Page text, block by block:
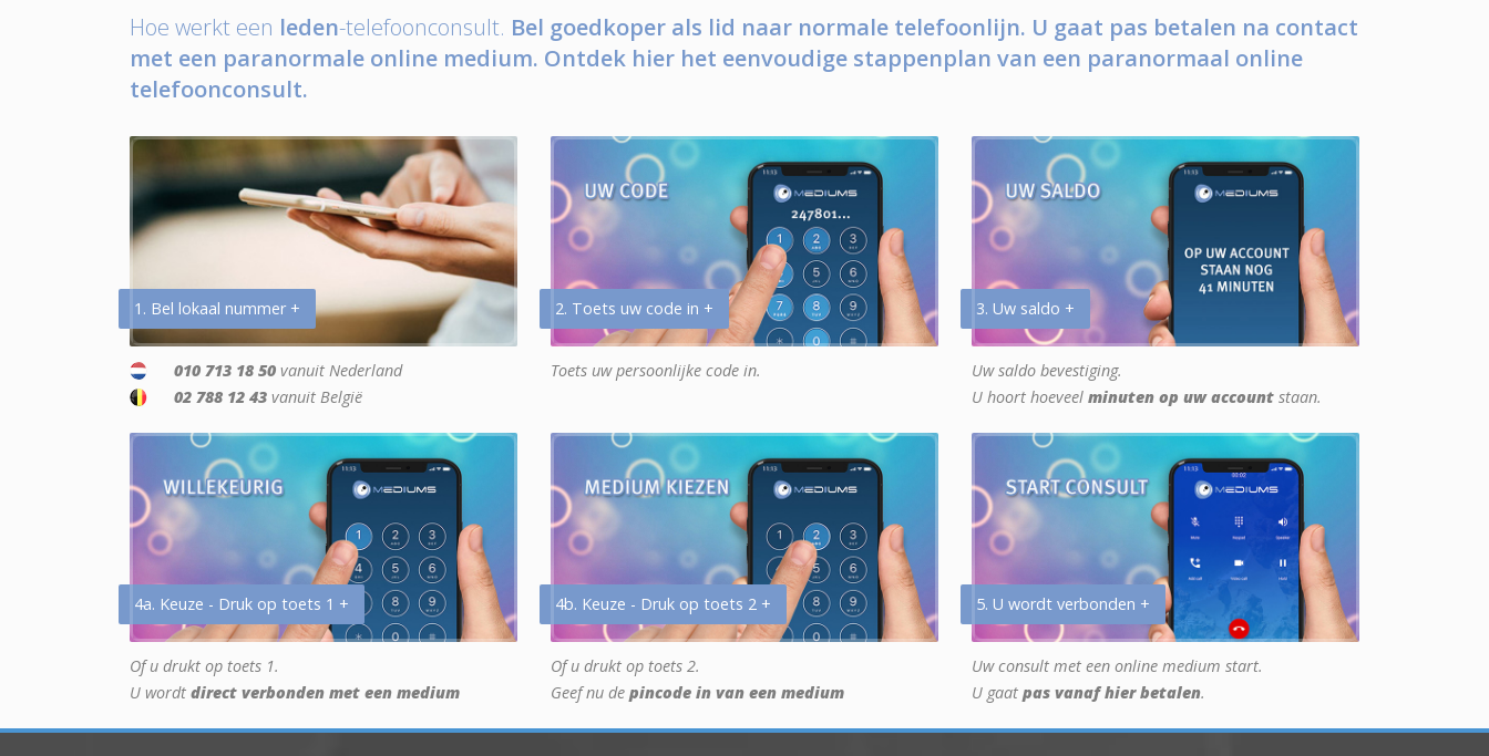
Hoe werkt een leden-telefoonconsult. Bel goedkoper als lid naar normale telefoonlijn. U gaat pas betalen na contact
met een paranormale online medium. Ontdek hier het eenvoudige stappenplan van een paranormaal online
telefoonconsult.
1. Bel lokaal nummer +
010 713 18 50 vanuit Nederland
02 788 12 43 vanuit België
2. Toets uw code in +
Toets uw persoonlijke code in.
3. Uw saldo +
Uw saldo bevestiging.
U hoort hoeveel minuten op uw account staan.
4a. Keuze - Druk op toets 1 +
Of u drukt op toets 1.
U wordt direct verbonden met een medium
4b. Keuze - Druk op toets 2 +
Of u drukt op toets 2.
Geef nu de pincode in van een medium
5. U wordt verbonden +
Uw consult met een online medium start.
U gaat pas vanaf hier betalen.